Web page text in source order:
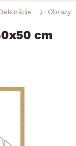
Obrazy
cm